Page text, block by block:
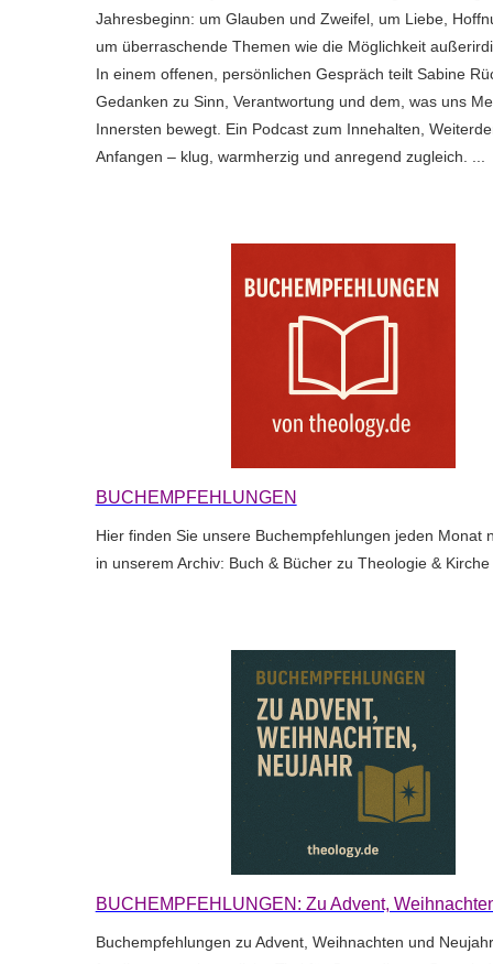
Jahresbeginn: um Glauben und Zweifel, um Liebe,
um überraschende Themen wie die Möglichkeit
In einem offenen, persönlichen Gespräch teilt Sabine
Gedanken zu Sinn, Verantwortung und dem, was uns
Innersten bewegt. Ein Podcast zum Innehalten,
Anfangen – klug, warmherzig und anregend zugleich. ...
BUCHEMPFEHLUNGEN
Hier finden Sie unsere Buchempfehlungen jeden Monat
in unserem Archiv: Buch & Bücher zu Theologie & Kirche
BUCHEMPFEHLUNGEN: Zu Advent,
Buchempfehlungen zu Advent, Weihnachten und